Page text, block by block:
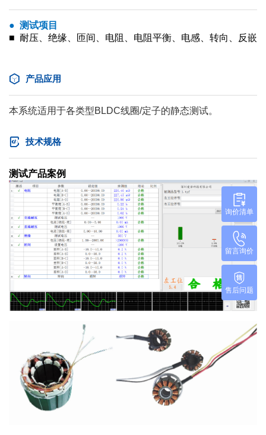
● 测试项目
■ 耐压、绝缘、匝间、电阻、电阻平衡、电感、转向、反嵌
产品应用
本系统适用于各类型BLDC线圈/定子的静态测试。
技术规格
测试产品案例
询价清单
留言询价
售后问题